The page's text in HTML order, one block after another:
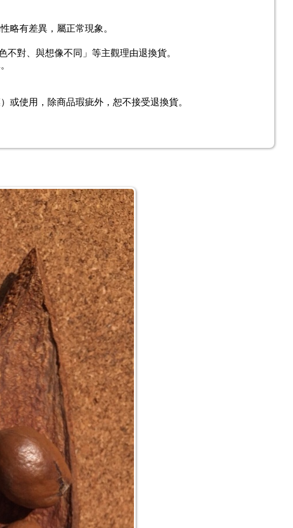
略有差異，屬正常現象。
對、與想像不同」等主觀理由退換貨。
或使用，除商品瑕疵外，恕不接受退換貨。